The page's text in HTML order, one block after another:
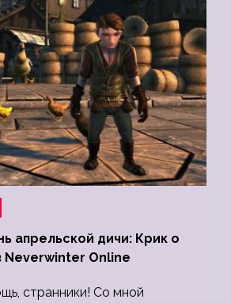
апрельской дичи: Крик о
Online
странники! Со мной